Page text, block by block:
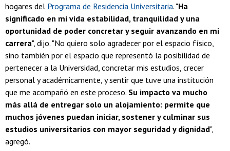
hogares del Programa de Residencia Universitaria. "Ha
significado en mi vida estabilidad, tranquilidad y una
oportunidad de poder concretar y seguir avanzando en mi
carrera", dijo. "No quiero solo agradecer por el espacio físico,
sino también por el espacio que representó la posibilidad de
pertenecer a la Universidad, concretar mis estudios, crecer
personal y académicamente, y sentir que tuve una institución
que me acompañó en este proceso. Su impacto va mucho
más allá de entregar solo un alojamiento: permite que
muchos jóvenes puedan iniciar, sostener y culminar sus
estudios universitarios con mayor seguridad y dignidad",
agregó.